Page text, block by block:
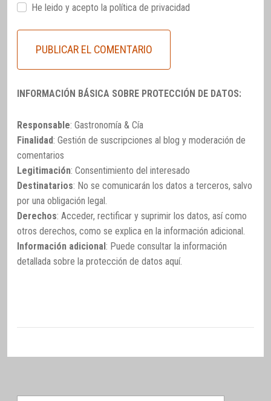
He leido y acepto la política de privacidad
INFORMACIÓN BÁSICA SOBRE PROTECCIÓN DE DATOS:
Responsable: Gastronomía & Cía
Finalidad: Gestión de suscripciones al blog y moderación de
comentarios
Legitimación: Consentimiento del interesado
Destinatarios: No se comunicarán los datos a terceros, salvo
por una obligación legal.
Derechos: Acceder, rectificar y suprimir los datos, así como
otros derechos, como se explica en la información adicional.
Información adicional : Puede consultar la información
detallada sobre la protección de datos aquí.